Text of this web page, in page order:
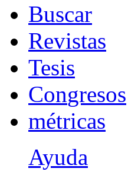
Buscar
Revistas
Tesis
Congresos
métricas
Ayuda